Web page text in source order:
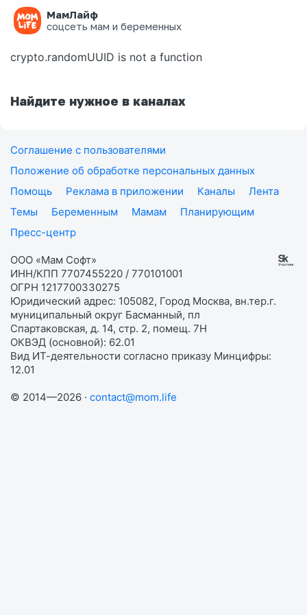
МамЛайф
соцсеть мам и беременных
Ошибка на странице
crypto.randomUUID is not a function
Найдите нужное в каналах
Соглашение с пользователями
Положение об обработке персональных данных
Помощь
Реклама в приложении Каналы
Лента
Темы
Беременным Мамам
Планирующим
Пресс-центр
ООО «Мам Софт»
ИНН/КПП 7707455220 / 770101001
ОГРН 1217700330275
Юридический адрес: 105082, Город Москва, вн.тер.г.
муниципальный округ Басманный, пл
Спартаковская, д. 14, стр. 2, помещ. 7Н
ОКВЭД (основной): 62.01
Вид ИТ-деятельности согласно приказу Минцифры:
12.01
© 2014—2026 · contact@mom.life